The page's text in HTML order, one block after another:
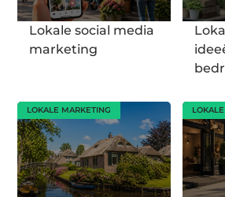
Lokale social media
marketing
LOKALE MARKETING